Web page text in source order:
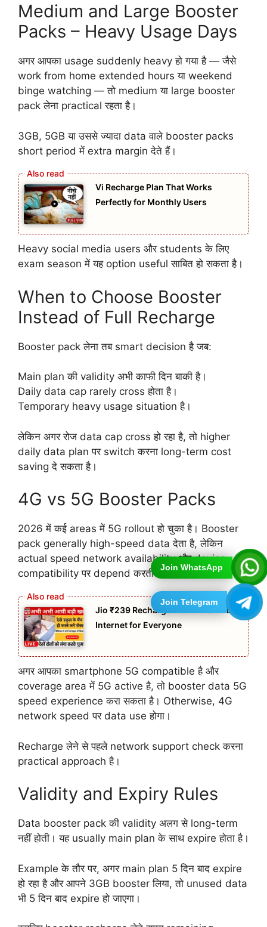
Join WhatsApp
Join Telegram
Medium and Large Booster
Packs – Heavy Usage Days
अगर आपका usage suddenly heavy हो गया है — जैसे
work from home extended hours या weekend
binge watching — तो medium या large booster
pack लेना practical रहता है।
3GB, 5GB या उससे ज्यादा data वाले booster packs
short period में extra margin देते हैं।
Vi Recharge Plan That Works
Perfectly for Monthly Users
Heavy social media users और students के लिए
exam season में यह option useful साबित हो सकता है।
When to Choose Booster
Instead of Full Recharge
Booster pack लेना तब smart decision है जब:
Main plan की validity अभी काफी दिन बाकी है।
Daily data cap rarely cross होता है।
Temporary heavy usage situation है।
लेकिन अगर रोज data cap cross हो रहा है, तो higher
daily data plan पर switch करना long-term cost
saving दे सकता है।
4G vs 5G Booster Packs
2026 में कई areas में 5G rollout हो चुका है। Booster
pack generally high-speed data देता है, लेकिन
actual speed network availability और device
compatibility पर depend करती है।
Jio ₹239 Recharge Plan: Affordable
Internet for Everyone
अगर आपका smartphone 5G compatible है और
coverage area में 5G active है, तो booster data 5G
speed experience करा सकता है। Otherwise, 4G
network speed पर data use होगा।
Recharge लेने से पहले network support check करना
practical approach है।
Validity and Expiry Rules
Data booster pack की validity अलग से long-term
नहीं होती। यह usually main plan के साथ expire होता है।
Example के तौर पर, अगर main plan 5 दिन बाद expire
हो रहा है और आपने 3GB booster लिया, तो unused data
भी 5 दिन बाद expire हो जाएगा।